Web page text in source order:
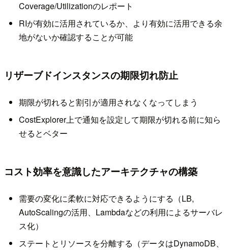
Coverage/Utilizationのレポート
RIが有効に活用されているか、より有効に活用できる余
地がないか確認することが可能
リザーブドインスタンスの期限切れ防止
期限が切れると割引が適用されなくなってしまう
CostExplorer上で通知を設定して期限が切れる前に知ら
せるとベター
コスト効率を意識したアーキテクチャの構築
需要の変化に柔軟に対応できるようにする（LB,
AutoScalingの活用、Lambdaなどの利用によるサーバレ
ス化）
ステートとリソースを分離する（データはDynamoDB、